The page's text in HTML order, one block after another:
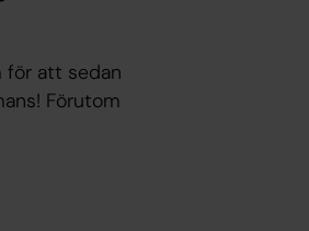
för att sedan
Förutom